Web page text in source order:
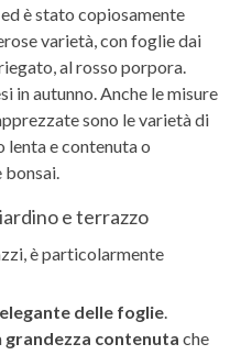
è stato copiosamente
varietà, con foglie dai
al rosso porpora.
in autunno. Anche le misure
sono le varietà di
e contenuta o
e terrazzo
è particolarmente
delle foglie.
grandezza contenuta che